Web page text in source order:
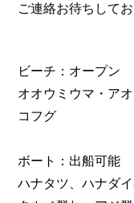
ご連絡お待ちして
ビーチ：オープン
オオウミウマ・ア
コフグ
ボート：出船可能
ハナタツ、ハナダ